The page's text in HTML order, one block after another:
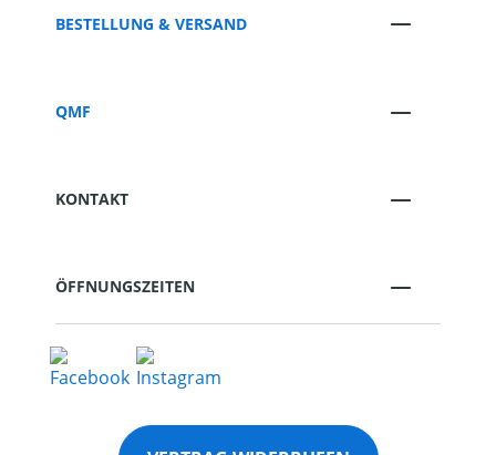
BESTELLUNG & VERSAND
QMF
KONTAKT
ÖFFNUNGSZEITEN